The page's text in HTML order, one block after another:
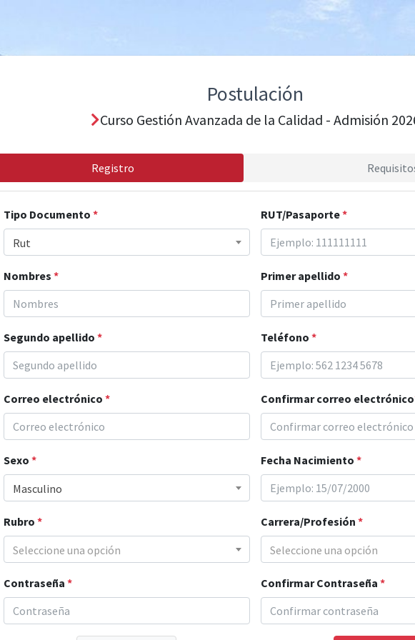
Postulación
Curso Gestión Avanzada de la Calidad - Admisión
Registro
Tipo Documento *
Rut
RUT/Pasaporte*
Nombres * Primer apellido *
Segundo apellido * Teléfono *
Correo electrónico * Confirmar correo electrónico
Sexo *
Masculino
Fecha Nacimiento *
Rubro *
Seleccione una opción
Carrera/Profesión *
Seleccione una opción
Contraseña * Confirmar Contraseña *